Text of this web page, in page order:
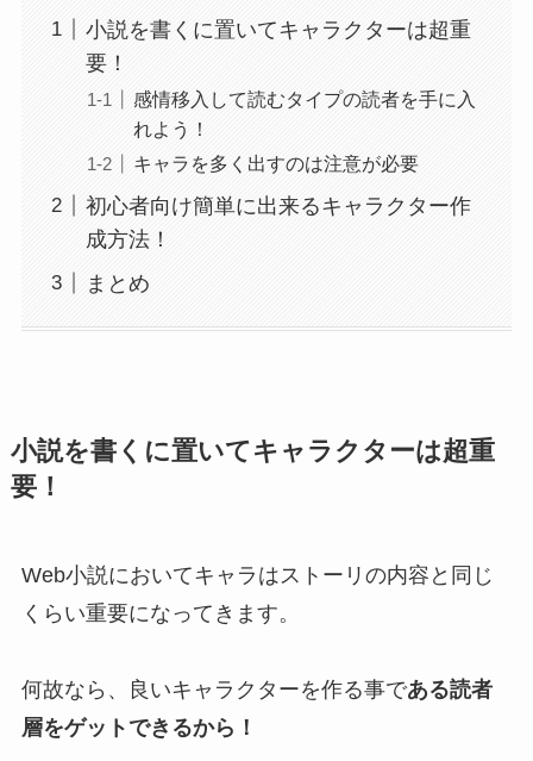
小説を書くに置いてキャラクターは超重
要！
感情移入して読むタイプの読者を手に入
れよう！
キャラを多く出すのは注意が必要
初心者向け簡単に出来るキャラクター作
成方法！
まとめ
小説を書くに置いてキャラクターは超重
要！
Web小説においてキャラはストーリの内容と同じ
くらい重要になってきます。
何故なら、良いキャラクターを作る事である読者
層をゲットできるから！